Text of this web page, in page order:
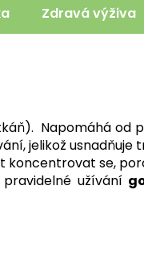
Zdravá výživa
Napomáhá od
jelikož usnadňuje
koncentrovat se,
užívání